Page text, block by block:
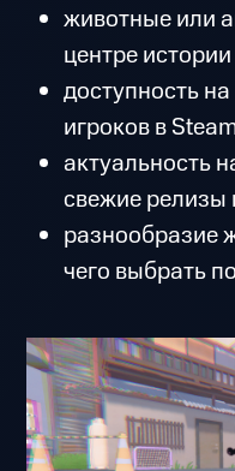
животные или
центре
доступность
игроков в
актуальность
свежие
разнообразие
чего выбрать